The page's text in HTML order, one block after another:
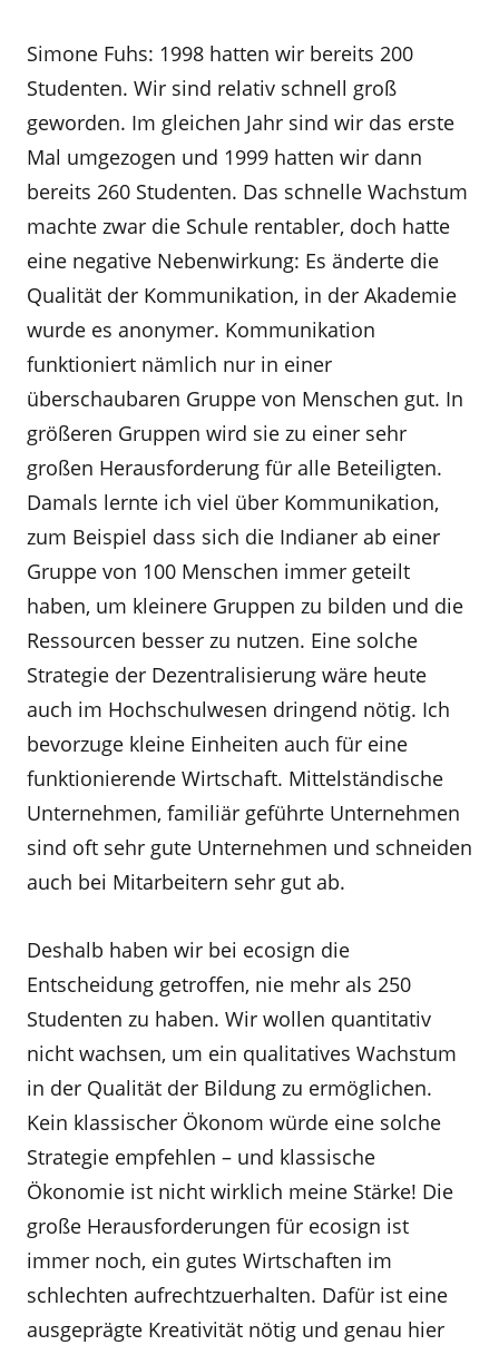
Simone Fuhs: 1998 hatten wir bereits 200
Studenten. Wir sind relativ schnell groß
geworden. Im gleichen Jahr sind wir das erste
Mal umgezogen und 1999 hatten wir dann
bereits 260 Studenten. Das schnelle Wachstum
machte zwar die Schule rentabler, doch hatte
eine negative Nebenwirkung: Es änderte die
Qualität der Kommunikation, in der Akademie
wurde es anonymer. Kommunikation
funktioniert nämlich nur in einer
überschaubaren Gruppe von Menschen gut. In
größeren Gruppen wird sie zu einer sehr
großen Herausforderung für alle Beteiligten.
Damals lernte ich viel über Kommunikation,
zum Beispiel dass sich die Indianer ab einer
Gruppe von 100 Menschen immer geteilt
haben, um kleinere Gruppen zu bilden und die
Ressourcen besser zu nutzen. Eine solche
Strategie der Dezentralisierung wäre heute
auch im Hochschulwesen dringend nötig. Ich
bevorzuge kleine Einheiten auch für eine
funktionierende Wirtschaft. Mittelständische
Unternehmen, familiär geführte Unternehmen
sind oft sehr gute Unternehmen und schneiden
auch bei Mitarbeitern sehr gut ab.
Deshalb haben wir bei ecosign die
Entscheidung getroffen, nie mehr als 250
Studenten zu haben. Wir wollen quantitativ
nicht wachsen, um ein qualitatives Wachstum
in der Qualität der Bildung zu ermöglichen.
Kein klassischer Ökonom würde eine solche
Strategie empfehlen – und klassische
Ökonomie ist nicht wirklich meine Stärke! Die
große Herausforderungen für ecosign ist
immer noch, ein gutes Wirtschaften im
schlechten aufrechtzuerhalten. Dafür ist eine
ausgeprägte Kreativität nötig und genau hier